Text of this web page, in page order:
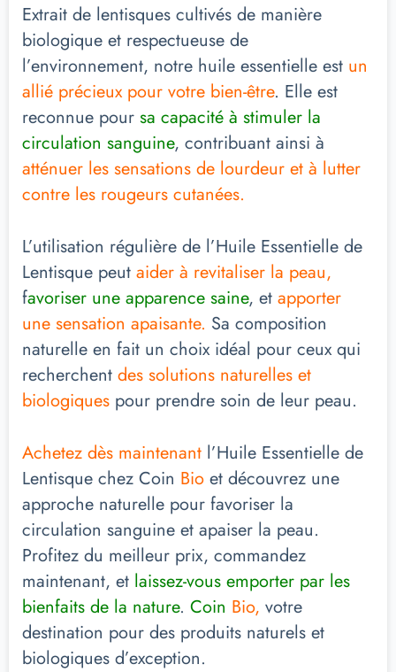
Extrait de lentisques cultivés de manière
biologique et respectueuse de
l’environnement, notre huile essentielle est un
allié précieux pour votre bien-être. Elle est
reconnue pour sa capacité à stimuler la
circulation sanguine, contribuant ainsi à
atténuer les sensations de lourdeur et à lutter
contre les rougeurs cutanées.
L’utilisation régulière de l’Huile Essentielle de
Lentisque peut aider à revitaliser la peau,
favoriser une apparence saine, et apporter
une sensation apaisante. Sa composition
naturelle en fait un choix idéal pour ceux qui
recherchent des solutions naturelles et
biologiques pour prendre soin de leur peau.
Achetez dès maintenant l’Huile Essentielle de
Lentisque chez Coin Bio et découvrez une
approche naturelle pour favoriser la
circulation sanguine et apaiser la peau.
Profitez du meilleur prix, commandez
maintenant, et laissez-vous emporter par les
bienfaits de la nature. Coin Bio, votre
destination pour des produits naturels et
biologiques d’exception.